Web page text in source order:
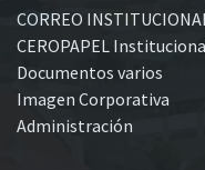
CORREO
CEROPAPEL
Documentos varios
Imagen Corporativa
Administración